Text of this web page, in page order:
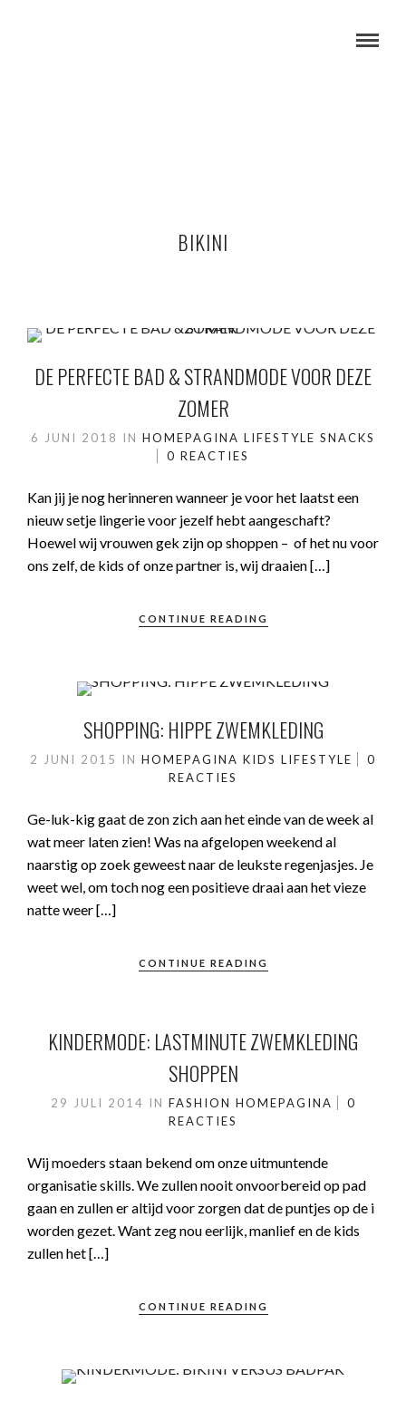
BIKINI
DE PERFECTE BAD & STRANDMODE VOOR DEZE
ZOMER
6 JUNI 2018 IN HOMEPAGINA LIFESTYLE SNACKS
0 REACTIES
Kan jij je nog herinneren wanneer je voor het laatst een
nieuw setje lingerie voor jezelf hebt aangeschaft?
Hoewel wij vrouwen gek zijn op shoppen – of het nu voor
ons zelf, de kids of onze partner is, wij draaien […]
CONTINUE READING
SHOPPING: HIPPE ZWEMKLEDING
2 JUNI 2015 IN HOMEPAGINA KIDS LIFESTYLE
0
REACTIES
Ge-luk-kig gaat de zon zich aan het einde van de week al
wat meer laten zien! Was na afgelopen weekend al
naarstig op zoek geweest naar de leukste regenjasjes. Je
weet wel, om toch nog een positieve draai aan het vieze
natte weer […]
CONTINUE READING
KINDERMODE: LASTMINUTE ZWEMKLEDING
SHOPPEN
29 JULI 2014 IN FASHION HOMEPAGINA
0
REACTIES
Wij moeders staan bekend om onze uitmuntende
organisatie skills. We zullen nooit onvoorbereid op pad
gaan en zullen er altijd voor zorgen dat de puntjes op de i
worden gezet. Want zeg nou eerlijk, manlief en de kids
zullen het […]
CONTINUE READING